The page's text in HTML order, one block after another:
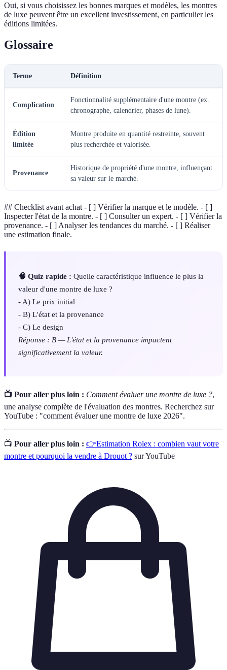
Oui, si vous choisissez les bonnes marques et modèles, les montres
de luxe peuvent être un excellent investissement, en particulier les
éditions limitées.
Glossaire
Terme Définition
Complication
Fonctionnalité supplémentaire d'une montre (ex.
chronographe, calendrier, phases de lune).
Édition
limitée
Montre produite en quantité restreinte, souvent
plus recherchée et valorisée.
Provenance
Historique de propriété d'une montre, influençant
sa valeur sur le marché.
## Checklist avant achat - [ ] Vérifier la marque et le modèle. - [ ]
Inspecter l'état de la montre. - [ ] Consulter un expert. - [ ] Vérifier la
provenance. - [ ] Analyser les tendances du marché. - [ ] Réaliser
une estimation finale.
🧠 Quiz rapide : Quelle caractéristique influence le plus la
valeur d'une montre de luxe ?
- A) Le prix initial
- B) L'état et la provenance
- C) Le design
Réponse : B — L'état et la provenance impactent
significativement la valeur.
📺 Pour aller plus loin : Comment évaluer une montre de luxe ?,
une analyse complète de l'évaluation des montres. Recherchez sur
YouTube : "comment évaluer une montre de luxe 2026".
📺 Pour aller plus loin : 👉Estimation Rolex : combien vaut votre
montre et pourquoi la vendre à Drouot ? sur YouTube